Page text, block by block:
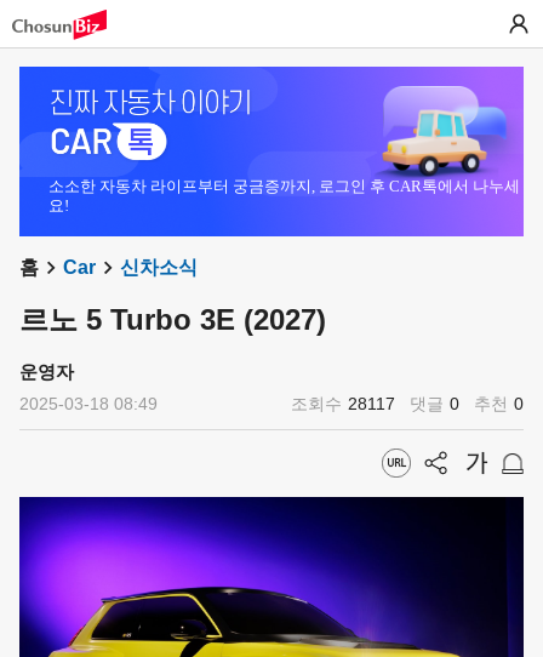
소소한 자동차 라이프부터 궁금증까지, 로그인 후 CAR톡에서 나누세
요!
홈 Car 신차소식
르노 5 Turbo 3E (2027)
운영자
2025-03-18 08:49 조회수 28117 댓글 0 추천 0